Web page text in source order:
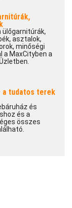
ülőgarnitúrák,
asztalok,
minőségi
a MaxCityben a
a tudatos terek
és
és a
összes